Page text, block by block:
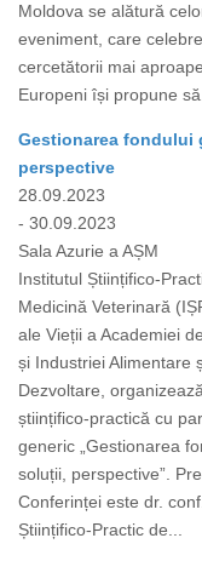
Moldova se alătură
eveniment, care
cercetătorii mai
Europeni își propune
Gestionarea fondului
perspective
28.09.2023
- 30.09.2023
Sala Azurie a AȘM
Institutul Științifico-
Medicină Veterinară
ale Vieții a Academiei
și Industriei Alimentare
Dezvoltare,
științifico-practică cu
generic „Gestionarea
soluții, perspective”.
Conferinței este dr.
Științifico-Practic de...